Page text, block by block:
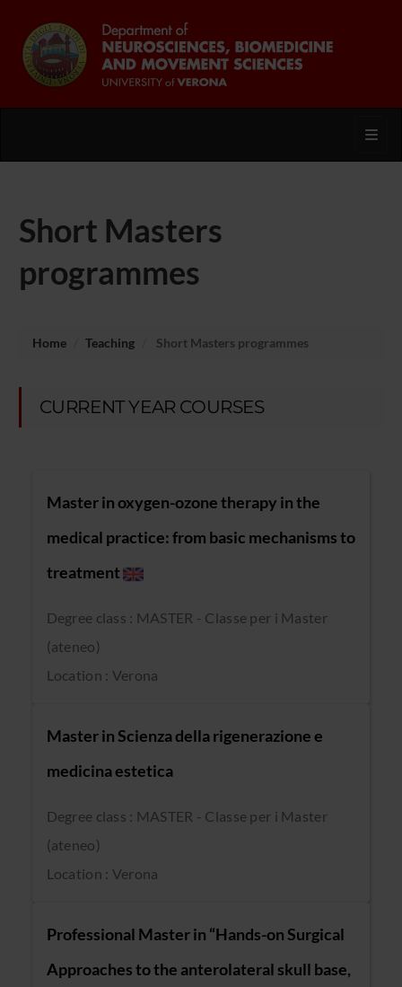
Short Masters
programmes
Home Teaching Short Masters programmes
CURRENT YEAR COURSES
Master in oxygen-ozone therapy in the
medical practice: from basic mechanisms to
treatment
Degree class : MASTER - Classe per i Master
(ateneo)
Location : Verona
Master in Scienza della rigenerazione e
medicina estetica
Degree class : MASTER - Classe per i Master
(ateneo)
Location : Verona
Professional Master in “Hands-on Surgical
Approaches to the anterolateral skull base,